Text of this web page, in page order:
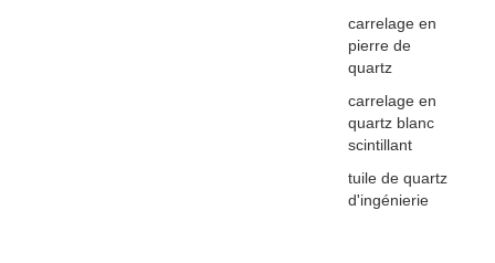
carrelage en
pierre de
quartz
carrelage en
quartz blanc
scintillant
tuile de quartz
d'ingénierie